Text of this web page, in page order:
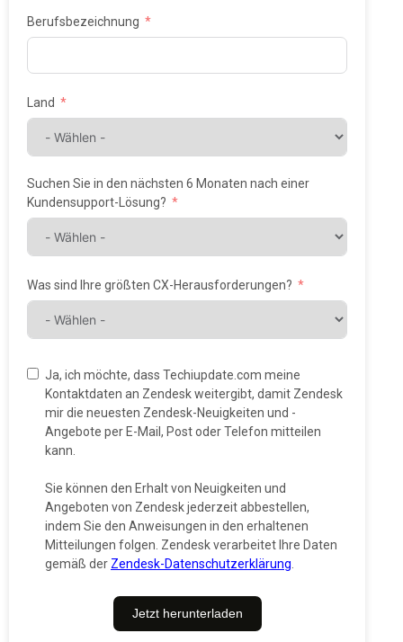
Berufsbezeichnung
Land
Suchen Sie in den nächsten 6 Monaten nach einer
Kundensupport-Lösung?
Was sind Ihre größten CX-Herausforderungen?
Ja, ich möchte, dass Techiupdate.com meine
Kontaktdaten an Zendesk weitergibt, damit Zendesk
mir die neuesten Zendesk-Neuigkeiten und -
Angebote per E-Mail, Post oder Telefon mitteilen
kann.
Sie können den Erhalt von Neuigkeiten und
Angeboten von Zendesk jederzeit abbestellen,
indem Sie den Anweisungen in den erhaltenen
Mitteilungen folgen. Zendesk verarbeitet Ihre Daten
gemäß der Zendesk-Datenschutzerklärung
Jetzt herunterladen